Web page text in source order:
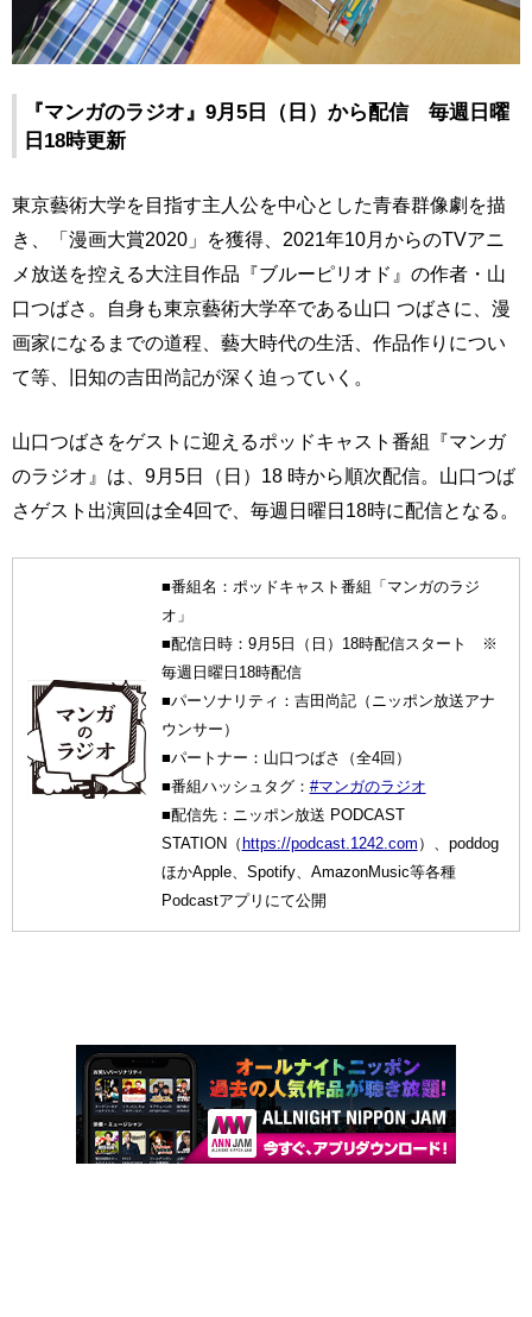
『マンガのラジオ』9月5日（日）から配信 毎週日曜
日18時更新
東京藝術大学を目指す主人公を中心とした青春群像劇を描
き、「漫画大賞2020」を獲得、2021年10月からのTVアニ
メ放送を控える大注目作品『ブルーピリオド』の作者・山
口つばさ。自身も東京藝術大学卒である山口 つばさに、漫
画家になるまでの道程、藝大時代の生活、作品作りについ
て等、旧知の吉田尚記が深く迫っていく。
山口つばさをゲストに迎えるポッドキャスト番組『マンガ
のラジオ』は、9月5日（日）18 時から順次配信。山口つば
さゲスト出演回は全4回で、毎週日曜日18時に配信となる。
■番組名：ポッドキャスト番組「マンガのラジ
オ」
■配信日時：9月5日（日）18時配信スタート ※
毎週日曜日18時配信
■パーソナリティ：吉田尚記（ニッポン放送アナ
ウンサー）
■パートナー：山口つばさ（全4回）
■番組ハッシュタグ： #マンガのラジオ
■配信先：ニッポン放送 PODCAST
STATION（ https://podcast.1242.com ）、poddog
ほかApple、Spotify、AmazonMusic等各種
Podcastアプリにて公開